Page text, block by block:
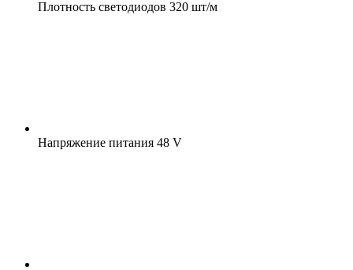
Плотность светодиодов 320 шт/м
Напряжение питания 48 V